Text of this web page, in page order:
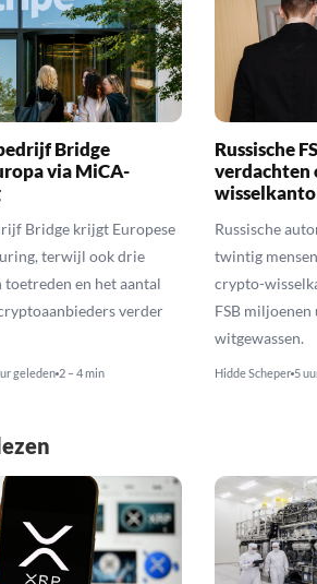
Bridge
via MiCA-
Bridge krijgt Europese
terwijl ook drie
toetreden en het aantal
verder
geleden 2 – 4 min
Russische
verdachten
Russische
twintig
crypto-
FSB
witgewassen.
Hidde Scheper 5